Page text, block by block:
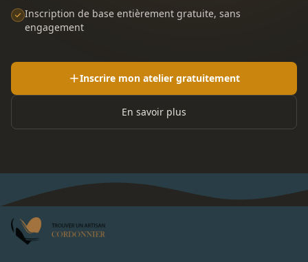
Inscription de base entièrement gratuite, sans
engagement
Inscrire mon atelier gratuitement
En savoir plus